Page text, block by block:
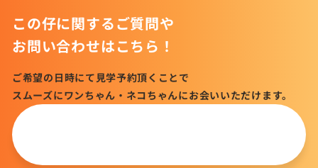
この仔に関するご質問や
お問い合わせはこちら！
ご希望の日時にて見学予約頂くことで
スムーズにワンちゃん・ネコちゃんにお会いいただけます。